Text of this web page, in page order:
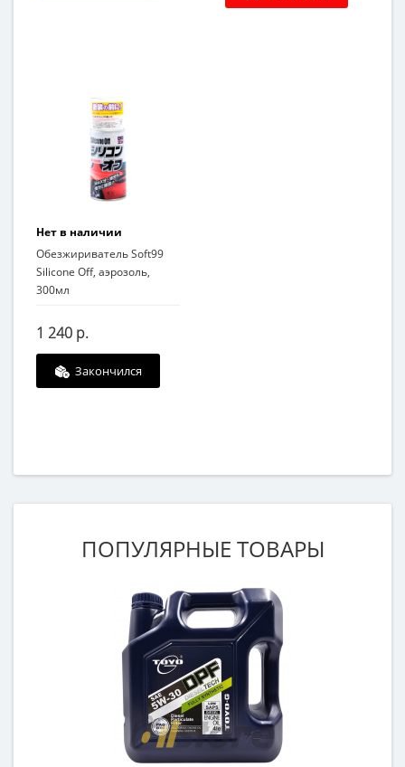
Нет в наличии
Обезжириватель Soft99
Silicone Off, аэрозоль,
300мл
1 240 р.
Закончился
ПОПУЛЯРНЫЕ ТОВАРЫ